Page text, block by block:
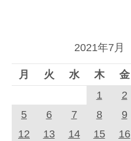
2021年7月
月 火 水 木 金
1
2
5
6 7 8 9
12
13 14 15 16